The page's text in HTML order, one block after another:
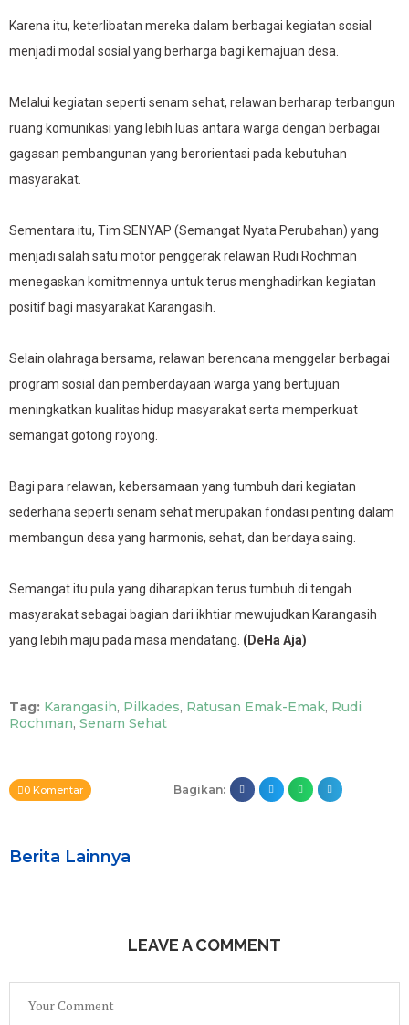
Karena itu, keterlibatan mereka dalam berbagai kegiatan sosial
menjadi modal sosial yang berharga bagi kemajuan desa.
Melalui kegiatan seperti senam sehat, relawan berharap terbangun
ruang komunikasi yang lebih luas antara warga dengan berbagai
gagasan pembangunan yang berorientasi pada kebutuhan
masyarakat.
Sementara itu, Tim SENYAP (Semangat Nyata Perubahan) yang
menjadi salah satu motor penggerak relawan Rudi Rochman
menegaskan komitmennya untuk terus menghadirkan kegiatan
positif bagi masyarakat Karangasih.
Selain olahraga bersama, relawan berencana menggelar berbagai
program sosial dan pemberdayaan warga yang bertujuan
meningkatkan kualitas hidup masyarakat serta memperkuat
semangat gotong royong.
Bagi para relawan, kebersamaan yang tumbuh dari kegiatan
sederhana seperti senam sehat merupakan fondasi penting dalam
membangun desa yang harmonis, sehat, dan berdaya saing.
Semangat itu pula yang diharapkan terus tumbuh di tengah
masyarakat sebagai bagian dari ikhtiar mewujudkan Karangasih
yang lebih maju pada masa mendatang. (DeHa Aja)
Tag: Karangasih, Pilkades, Ratusan Emak-Emak, Rudi
Rochman, Senam Sehat
0 Komentar Bagikan:
Berita Lainnya
LEAVE A COMMENT